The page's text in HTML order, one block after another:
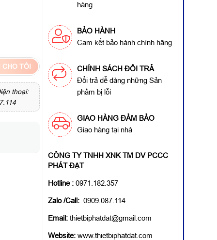
TÔI
thoại:
hàng
BẢO HÀNH
Cam kết bảo hành chính hãng
CHÍNH SÁCH ĐỔI TRẢ
Đổi trả dễ dàng những Sản
phẩm bị lỗi
GIAO HÀNG ĐẢM BẢO
Giao hàng tại nhà
CÔNG TY TNHH XNK TM DV PCCC
PHÁT ĐẠT
Hotline : 0971.182.357
Zalo /Call:0909.087.114
Email:thietbiphatdat@gmail.com
Website:www.thietbiphatdat.com